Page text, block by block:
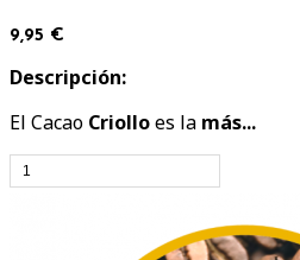
9,95 €
Descripción:
El Cacao Criolloes la más...